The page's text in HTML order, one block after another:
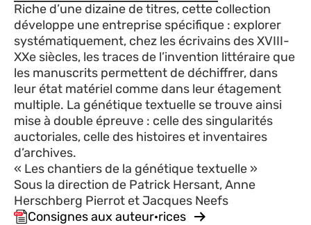
Riche d’une dizaine de titres, cette collection
développe une entreprise spécifique : explorer
systématiquement, chez les écrivains des XVIII-
XXe siècles, les traces de l’invention littéraire que
les manuscrits permettent de déchiffrer, dans
leur état matériel comme dans leur étagement
multiple. La génétique textuelle se trouve ainsi
mise à double épreuve : celle des singularités
auctoriales, celle des histoires et inventaires
d’archives.
« Les chantiers de la génétique textuelle »
Sous la direction de Patrick Hersant, Anne
Herschberg Pierrot et Jacques Neefs
Consignes aux auteur·rices